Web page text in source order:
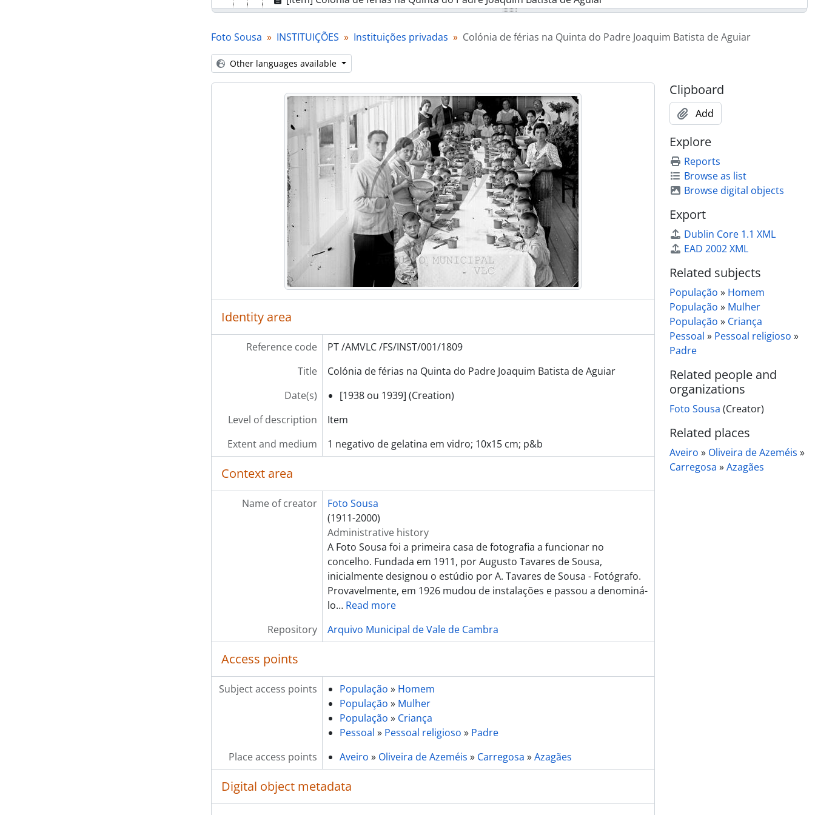
[Item] Colónia de férias na Quinta do Padre Joaquim Batista de Aguiar
[Item] Colónia de férias na Quinta do Padre Joaquim Batista de Aguiar
[Item] Colónia de férias na Quinta do Padre Joaquim Batista de Aguiar
[Item] Inauguração do Sanatório Comendador de Almeida Pinho
[Item] Inauguração do Centro Recreativo e Literário Luiz Bernardo de Almeida
[Item] Colónia de férias na Quinta do Padre Joaquim Batista de Aguiar
[Series] Instituições públicas
[Part] ASSOCIAÇÕES
[Part] EMPRESAS
[Series] Álbuns de fotografias
[Series] Livros de registo de clientes
Foto Sousa INSTITUIÇÕES Instituições privadas Colónia de férias na Quinta do Padre Joaquim Batista de Aguiar
Other languages available
Identity area
Reference code
PT /AMVLC /FS/INST/001/1809
Title
Colónia de férias na Quinta do Padre Joaquim Batista de Aguiar
Date(s)
[1938 ou 1939] (Creation)
Level of description
Item
Extent and medium
1 negativo de gelatina em vidro; 10x15 cm; p&b
Context area
Name of creator
Foto Sousa
(1911-2000)
Administrative history
A Foto Sousa foi a primeira casa de fotografia a funcionar no
concelho. Fundada em 1911, por Augusto Tavares de Sousa,
inicialmente designou o estúdio por A. Tavares de Sousa - Fotógrafo.
Provavelmente, em 1926 mudou de instalações e passou a denominá-
lo… Read more
Repository
Arquivo Municipal de Vale de Cambra
Access points
Subject access points População » Homem
População » Mulher
População » Criança
Pessoal » Pessoal religioso » Padre
Place access points
Aveiro » Oliveira de Azeméis » Carregosa »Azagães
Digital object metadata
Clipboard
Add
Explore
Reports
Browse as list
Browse digital objects
Export
Dublin Core 1.1 XML
EAD 2002 XML
Related subjects
População » Homem
População » Mulher
População » Criança
Pessoal » Pessoal religioso »
Padre
Related people and
organizations
Foto Sousa (Creator)
Related places
Aveiro » Oliveira de Azeméis »
Carregosa »Azagães